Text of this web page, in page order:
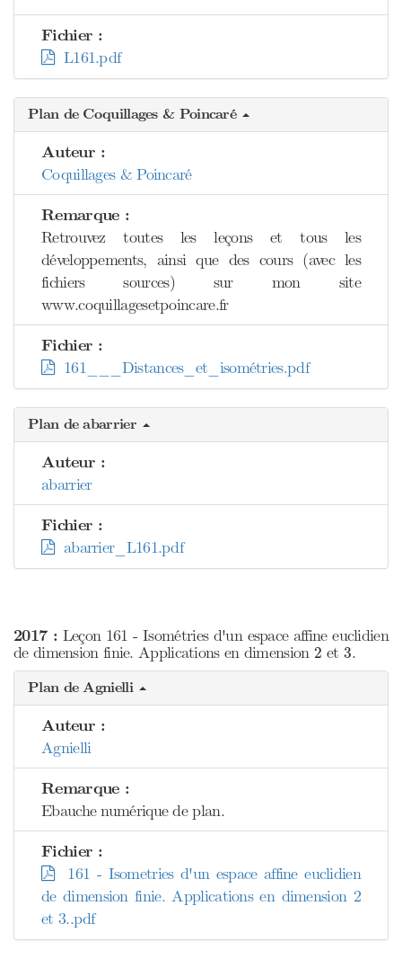
Fichier :
L161.pdf
Plan de Coquillages & Poincaré
Auteur :
Coquillages & Poincaré
Remarque :
Retrouvez toutes les leçons et tous les
développements, ainsi que des cours (avec les
fichiers sources) sur mon site
www.coquillagesetpoincare.fr
Fichier :
161___Distances_et_isométries.pdf
Plan de abarrier
Auteur :
abarrier
Fichier :
abarrier_L161.pdf
2017 : Leçon 161 - Isométries d'un espace affine euclidien
de dimension finie. Applications en dimension 2
2 et3
3.
Plan de Agnielli
Auteur :
Agnielli
Remarque :
Ebauche numérique de plan.
Fichier :
161 - Isometries d'un espace affine euclidien
de dimension finie. Applications en dimension 2
et 3..pdf